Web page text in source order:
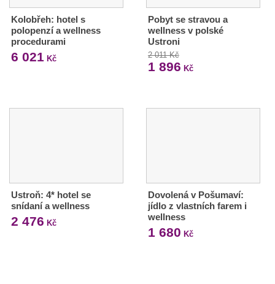
Kolobřeh: hotel s
polopenzí a wellness
procedurami
6 021 Kč
Pobyt se stravou a
wellness v polské
Ustroni
2 011 Kč
1 896 Kč
Ustroň: 4* hotel se
snídaní a wellness
2 476 Kč
Dovolená v Pošumaví:
jídlo z vlastních farem i
wellness
1 680 Kč